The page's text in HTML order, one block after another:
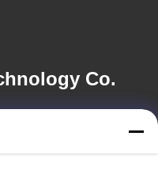
Co.